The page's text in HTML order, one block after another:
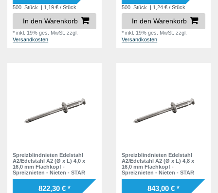
500 Stück | 1,19 € / Stück
In den Warenkorb
*inkl. 19% ges. MwSt. zzgl.
Versandkosten
500 Stück | 1,24 € / Stück
In den Warenkorb
*inkl. 19% ges. MwSt. zzgl.
Versandkosten
Spreizblindnieten Edelstahl
A2/Edelstahl A2 (Ø x L) 4,0 x
16,0 mm Flachkopf -
Spreiznieten - Nieten - STAR
822,30 € *
Spreizblindnieten Edelstahl
A2/Edelstahl A2 (Ø x L) 4,8 x
16,0 mm Flachkopf -
Spreiznieten - Nieten - STAR
843,00 € *